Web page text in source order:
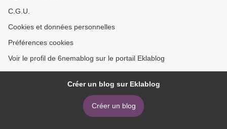
C.G.U.
Cookies et données personnelles
Préférences cookies
Voir le profil de 6nemablog sur le portail Eklablog
Créer un blog sur Eklablog
Créer un blog